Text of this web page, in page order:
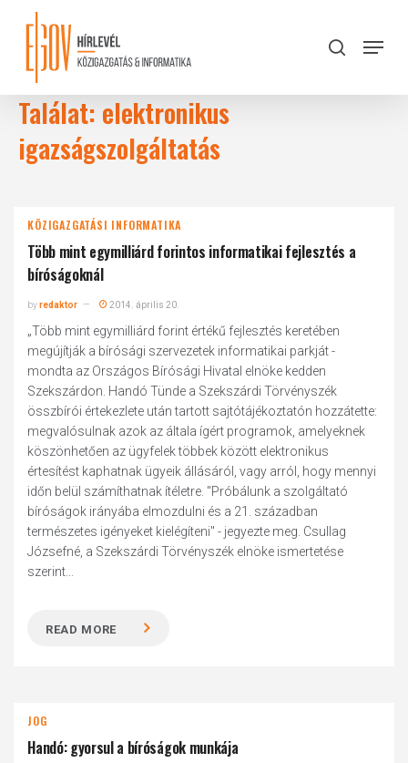
content
search
Menu
Találat: elektronikus
igazságszolgáltatás
KÖZIGAZGATÁSI INFORMATIKA
Több mint egymilliárd forintos informatikai fejlesztés a
bíróságoknál
byredaktor 2014. április 20.
„Több mint egymilliárd forint értékű fejlesztés keretében
megújítják a bírósági szervezetek informatikai parkját -
mondta az Országos Bírósági Hivatal elnöke kedden
Szekszárdon. Handó Tünde a Szekszárdi Törvényszék
összbírói értekezlete után tartott sajtótájékoztatón hozzátette:
megvalósulnak azok az általa ígért programok, amelyeknek
köszönhetően az ügyfelek többek között elektronikus
értesítést kaphatnak ügyeik állásáról, vagy arról, hogy mennyi
időn belül számíthatnak ítéletre. "Próbálunk a szolgáltató
bíróságok irányába elmozdulni és a 21. században
természetes igényeket kielégíteni" - jegyezte meg. Csullag
Józsefné, a Szekszárdi Törvényszék elnöke ismertetése
szerint...
READ MORE
JOG
Handó: gyorsul a bíróságok munkája
Close